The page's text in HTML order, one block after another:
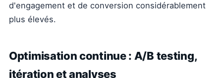
d'engagement et de conversion considérablement
plus élevés.
Optimisation continue : A/B testing,
itération et analyses